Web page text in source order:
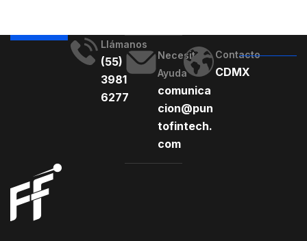
Llámanos
(55)
3981
6277
Necesito
Ayuda
comunica
cion@pun
tofintech.
com
Contacto
CDMX